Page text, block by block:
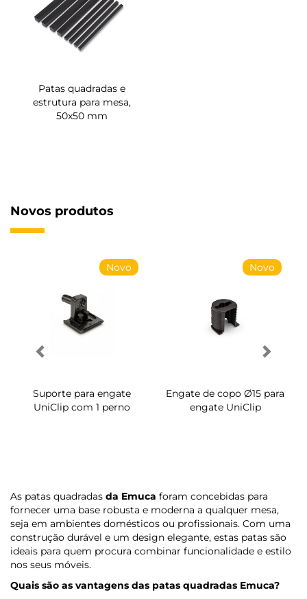
Patas quadradas e
estrutura para mesa,
50x50 mm
Novos produtos
Novo
Suporte para engate
UniClip com 1 perno
Novo
Engate de copo Ø15 para
engate UniClip
As patas quadradas da Emuca foram concebidas para
fornecer uma base robusta e moderna a qualquer mesa,
seja em ambientes domésticos ou profissionais. Com uma
construção durável e um design elegante, estas patas são
ideais para quem procura combinar funcionalidade e estilo
nos seus móveis.
Quais são as vantagens das patas quadradas Emuca?